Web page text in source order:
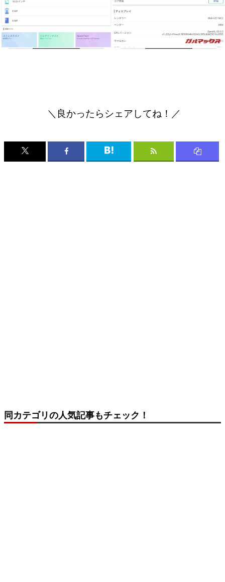
＼良かったらシェアしてね！／
同カテゴリの人気記事もチェック！